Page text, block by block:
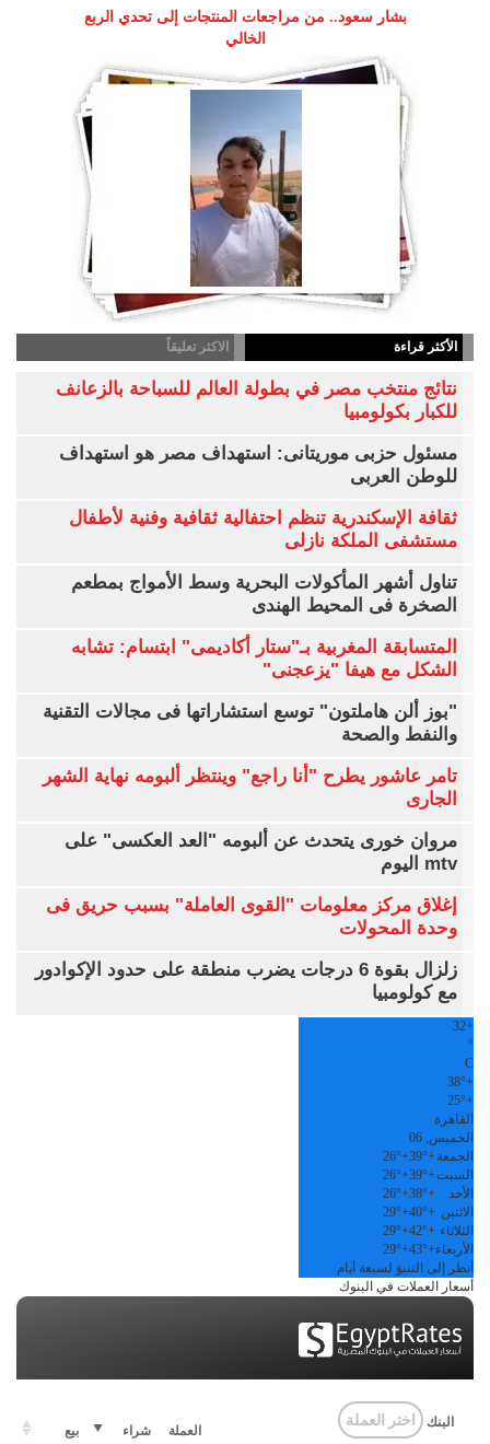
بشار سعود.. من مراجعات المنتجات إلى تحدي الربع
الخالي
الأكثر قراءة الاكثر تعليقاً
نتائج منتخب مصر في بطولة العالم للسباحة بالزعانف
للكبار بكولومبيا
مسئول حزبى موريتانى: استهداف مصر هو استهداف
للوطن العربى
ثقافة الإسكندرية تنظم احتفالية ثقافية وفنية لأطفال
مستشفى الملكة نازلى
تناول أشهر المأكولات البحرية وسط الأمواج بمطعم
الصخرة فى المحيط الهندى
المتسابقة المغربية بـ"ستار أكاديمى" ابتسام: تشابه
الشكل مع هيفا "يزعجنى"
"بوز ألن هاملتون" توسع استشاراتها فى مجالات التقنية
والنفط والصحة
تامر عاشور يطرح "أنا راجع" وينتظر ألبومه نهاية الشهر
الجارى
مروان خورى يتحدث عن ألبومه "العد العكسى" على
mtv اليوم
إغلاق مركز معلومات "القوى العاملة" بسبب حريق فى
وحدة المحولات
زلزال بقوة 6 درجات يضرب منطقة على حدود الإكوادور
مع كولومبيا
+
32
°
C
+
38°
+
25°
القاهرة
الخميس, 06
الجمعة +
39°
+
26°
السبت+
39°
+
26°
الأحد
+
38°
+
26°
الاثنين +
40°
+
29°
الثلاثاء +
42°
+
29°
الأربعاء+
43°
+
29°
أنظر إلى التنبؤ لسبعة أيام
أسعار العملات في البنوك